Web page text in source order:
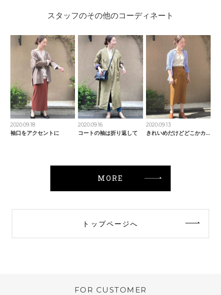
スタッフのその他のコーディネート
2020.09.18
袖口をアクセントに
2020.09.16
コートの袖は折り返して
2020.09.13
きれいめだけどどこかカジュアル
MORE
トップページへ
FOR CUSTOMER